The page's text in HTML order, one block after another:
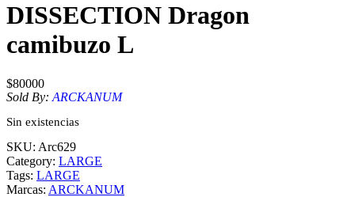
DISSECTION Dragon
camibuzo L
$80000
Sold By: ARCKANUM
Sin existencias
SKU: Arc629
Category: LARGE
Tags: LARGE
Marcas: ARCKANUM